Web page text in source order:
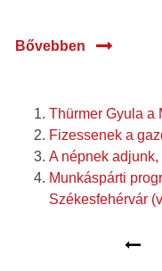
Bővebben
Thürmer Gyula a
Fizessenek a
A népnek
Munkáspárti
Székesfehérvár